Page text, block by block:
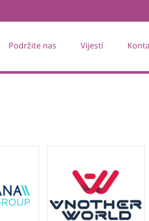
Podržite nas Vijesti